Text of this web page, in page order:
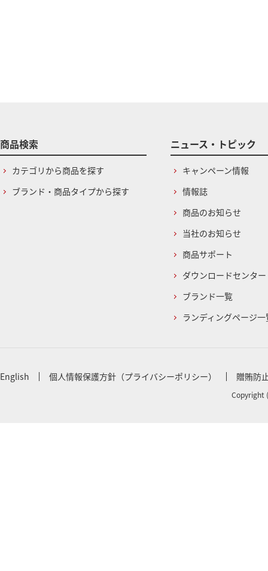
商品検索
カテゴリから商品を探す
ブランド・商品タイプから探す
ニュース・トピック
キャンペーン情報
情報誌
商品のお知らせ
当社のお知らせ
商品サポート
ダウンロードセンター
ブランド一覧
ランディングページ一
English 個人情報保護方針（プライバシーポリシー） 贈賄防
Copyright